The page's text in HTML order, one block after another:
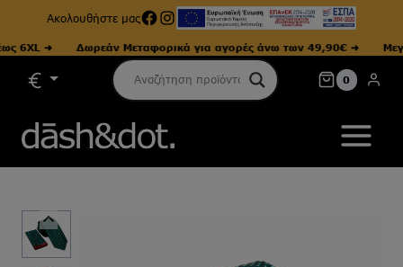
Ακολουθήστε μαςFacebook
Instagram
➜ Δωρεάν Μεταφορικά για αγορές άνω των 49,90€ ➜
0